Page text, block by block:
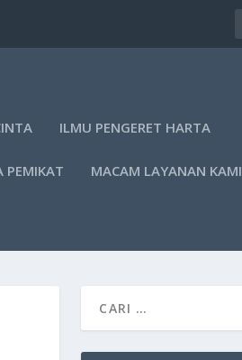
ILMU PENGERET HARTA
PEMIKAT MACAM LAYANAN KAMI